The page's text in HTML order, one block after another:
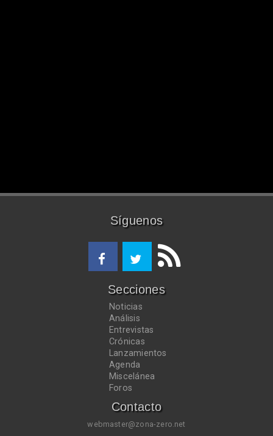
Síguenos
Secciones
Noticias
Análisis
Entrevistas
Crónicas
Lanzamientos
Agenda
Miscelánea
Foros
Contacto
webmaster@zona-zero.net